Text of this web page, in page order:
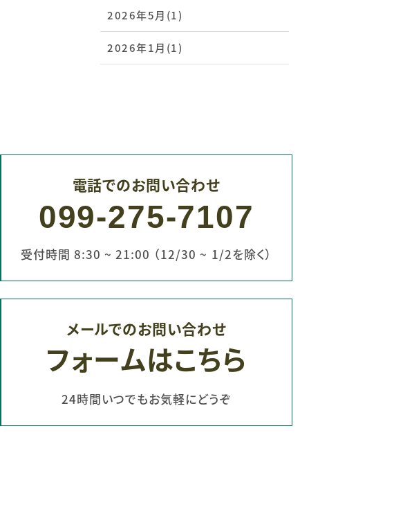
2026年5月(1)
2026年1月(1)
電話でのお問い合わせ
099-275-7107
受付時間 8:30 ~ 21:00 （12/30 ~ 1/2を除く）
メールでのお問い合わせ
フォームはこちら
24時間いつでもお気軽にどうぞ